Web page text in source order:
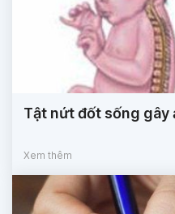
Tật nứt đốt sống gây
Xem thêm